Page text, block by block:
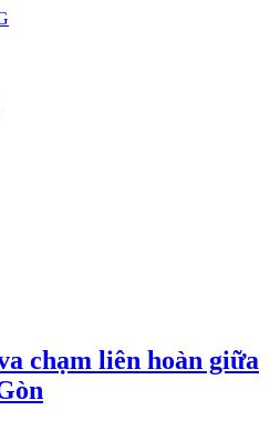
chạm liên hoàn giữa